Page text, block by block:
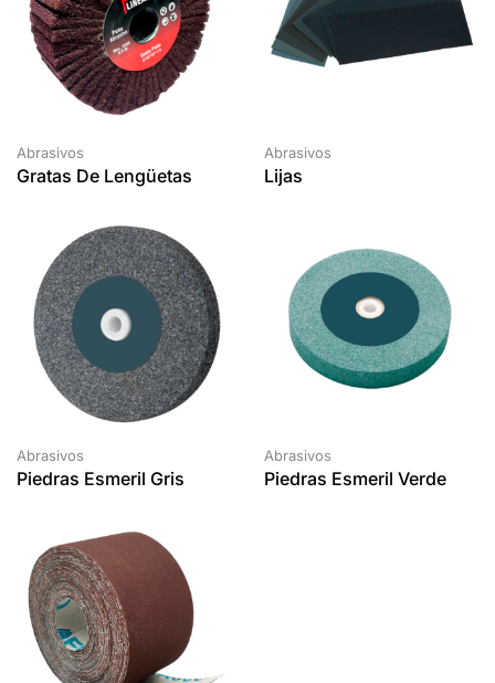
Abrasivos
Gratas De Lengüetas
Abrasivos
Lijas
Abrasivos
Piedras Esmeril Gris
Abrasivos
Piedras Esmeril Verde